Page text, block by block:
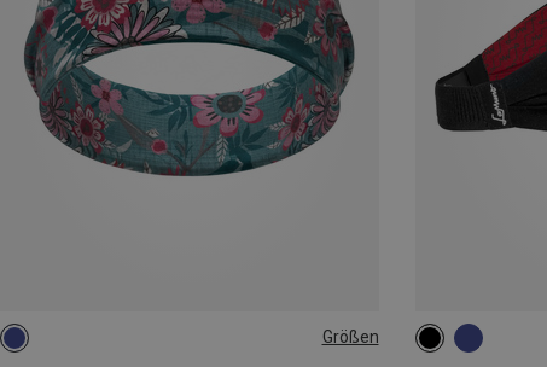
Größen
ONE SIZE ONE SIZE